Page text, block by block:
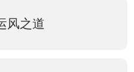
风之道